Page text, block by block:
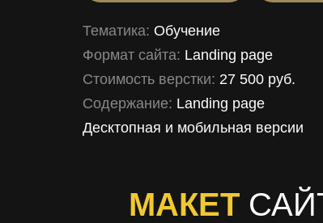
Тематика: Обучение
Формат сайта: Landing page
Стоимость верстки: 27 500 руб.
Содержание: Landing page
Десктопная и мобильная версии
МАКЕТ